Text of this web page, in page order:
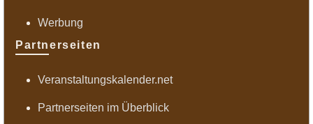
Werbung
Partnerseiten
Veranstaltungskalender.net
Partnerseiten im Überblick